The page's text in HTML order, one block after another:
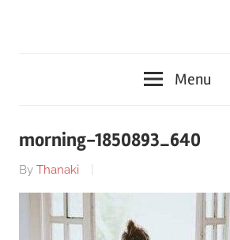
Menu
morning-1850893_640
By Thanaki